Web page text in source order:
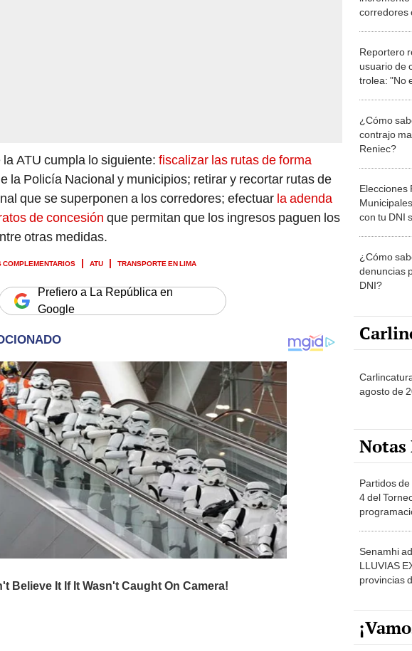
ATU cumpla lo siguiente: fiscalizar las rutas de forma
la Policía Nacional y municipios; retirar y recortar rutas de
que se superponen a los corredores; efectuar la adenda
de concesión que permitan que los ingresos paguen los
otras medidas.
COMPLEMENTARIOS ATU TRANSPORTE EN LIMA
Prefiero a La República en
Google
corredores
Reportero
usuario de
trolea: "No
¿Cómo
contrajo
Reniec?
Elecciones
con tu DNI
la ONPE
¿Cómo
denuncias
DNI?
agosto de
Notas
Partidos
4 del
Senamhi
LLUVIAS
provincias